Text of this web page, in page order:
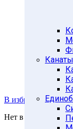
Канаты
В избранное
Нет в наличии